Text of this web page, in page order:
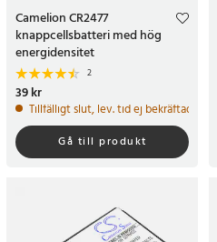
Camelion CR2477
knappcellsbatteri med hög
energidensitet
2
Pris:
39 kr
Tillfälligt slut, lev. tid ej bekräftad.
Gå till produkt